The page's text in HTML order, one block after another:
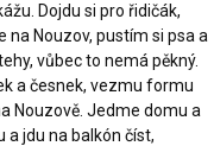
Dojdu si pro řidičák,
na Nouzov, pustím si psa a
vůbec to nemá pěkný.
a česnek, vezmu formu
Nouzově. Jedme domu a
a jdu na balkón číst,